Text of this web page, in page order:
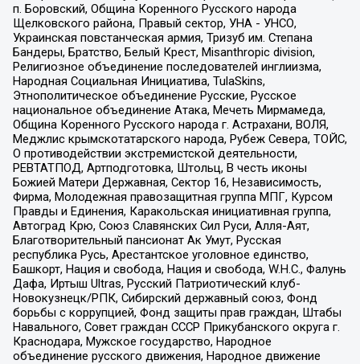
п. Боровский, Община Коренного Русского народа
Щелковского района, Правый сектор, УНА - УНСО,
Украинская повстанческая армия, Тризуб им. Степана
Бандеры, Братство, Белый Крест, Misanthropic division,
Религиозное объединение последователей инглиизма,
Народная Социальная Инициатива, TulaSkins,
Этнополитическое объединение Русские, Русское
национальное объединение Атака, Мечеть Мирмамеда,
Община Коренного Русского народа г. Астрахани, ВОЛЯ,
Меджлис крымскотатарского народа, Рубеж Севера, ТОЙС,
О противодействии экстремистской деятельности,
РЕВТАТПОД, Артподготовка, Штольц, В честь иконы
Божией Матери Державная, Сектор 16, Независимость,
Фирма, Молодежная правозащитная группа МПГ, Курсом
Правды и Единения, Каракольская инициативная группа,
Автоград Крю, Союз Славянских Сил Руси, Алля-Аят,
Благотворительный пансионат Ак Умут, Русская
республика Русь, Арестантское уголовное единство,
Башкорт, Нация и свобода, Нация и свобода, W.H.С., Фалунь
Дафа, Иртыш Ultras, Русский Патриотический клуб-
Новокузнецк/РПК, Сибирский державный союз, Фонд
борьбы с коррупцией, Фонд защиты прав граждан, Штабы
Навального, Совет граждан СССР Прикубанского округа г.
Краснодара, Мужское государство, Народное
объединение русского движения, Народное движение